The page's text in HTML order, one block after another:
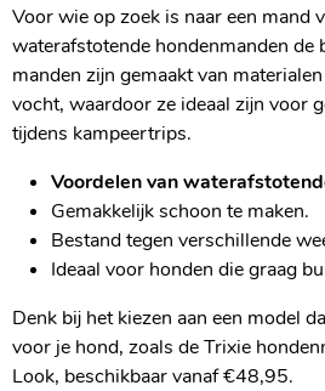
Voor wie op zoek is naar een mand
waterafstotende hondenmanden de
manden zijn gemaakt van
vocht, waardoor ze ideaal zijn voor
tijdens kampeertrips.
Voordelen van
Gemakkelijk schoon te maken.
Bestand tegen verschillende
Ideaal voor honden die graag
Denk bij het kiezen aan een model
voor je hond, zoals de Trixie
Look, beschikbaar vanaf €48,95.